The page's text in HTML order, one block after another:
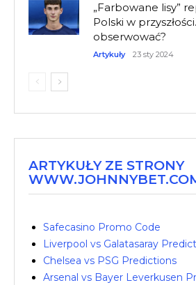
„Farbowane lisy”
Polski w
obserwować?
Artykuły 23 sty 2024
ARTYKUŁY ZE STRONY
Safecasino Promo Code
Liverpool vs Galatasaray
Chelsea vs PSG Predictions
Arsenal vs Bayer Leverkusen